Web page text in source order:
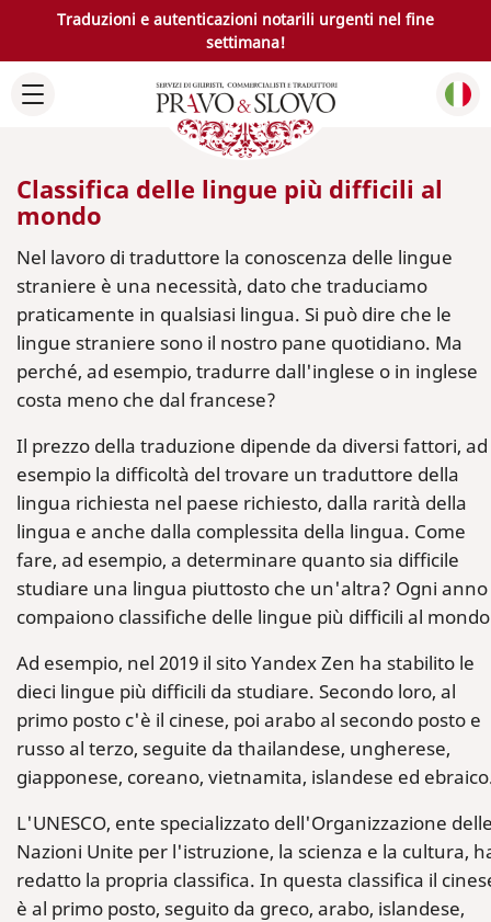
Traduzioni e autenticazioni notarili urgenti nel fine
settimana!
Classifica delle lingue più difficili al
mondo
Nel lavoro di traduttore la conoscenza delle lingue
straniere è una necessità, dato che traduciamo
praticamente in qualsiasi lingua. Si può dire che le
lingue straniere sono il nostro pane quotidiano. Ma
perché, ad esempio, tradurre dall'inglese o in inglese
costa meno che dal francese?
Il prezzo della traduzione dipende da diversi fattori, ad
esempio la difficoltà del trovare un traduttore della
lingua richiesta nel paese richiesto, dalla rarità della
lingua e anche dalla complessita della lingua. Come
fare, ad esempio, a determinare quanto sia difficile
studiare una lingua piuttosto che un'altra? Ogni anno
compaiono classifiche delle lingue più difficili al
Ad esempio, nel 2019 il sito Yandex Zen ha stabilito le
dieci lingue più difficili da studiare. Secondo loro, al
primo posto c'è il cinese, poi arabo al secondo posto e
russo al terzo, seguite da thailandese, ungherese,
giapponese, coreano, vietnamita, islandese ed
L'UNESCO, ente specializzato dell'Organizzazione
Nazioni Unite per l'istruzione, la scienza e la cultura,
redatto la propria classifica. In questa classifica il
è al primo posto, seguito da greco, arabo, islandese,